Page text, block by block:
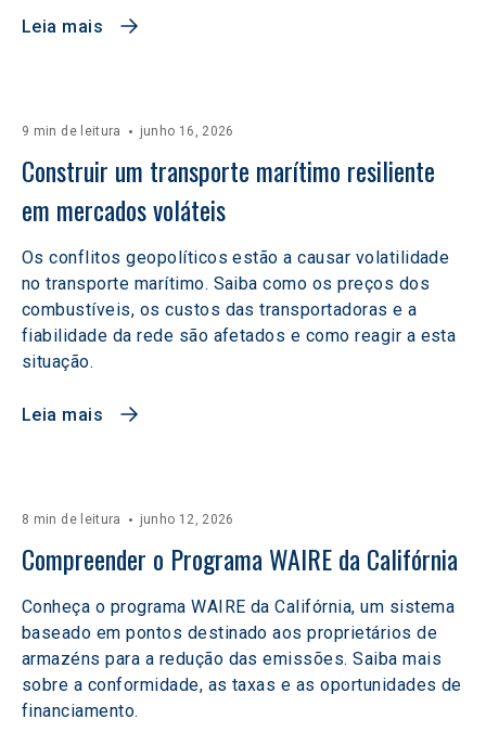
Leia mais
9 min de leitura junho 16, 2026
Construir um transporte marítimo resiliente
em mercados voláteis
Os conflitos geopolíticos estão a causar volatilidade
no transporte marítimo. Saiba como os preços dos
combustíveis, os custos das transportadoras e a
fiabilidade da rede são afetados e como reagir a esta
situação.
Leia mais
8 min de leitura junho 12, 2026
Compreender o Programa WAIRE da Califórnia
Conheça o programa WAIRE da Califórnia, um sistema
baseado em pontos destinado aos proprietários de
armazéns para a redução das emissões. Saiba mais
sobre a conformidade, as taxas e as oportunidades de
financiamento.